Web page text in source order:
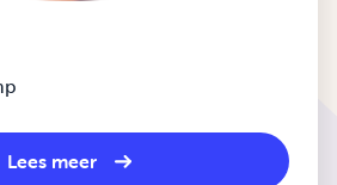
Lees meer